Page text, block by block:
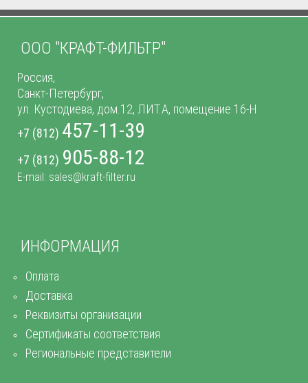
ИНФОРМАЦИЯ
Оплата
Доставка
Реквизиты организации
Сертификаты соответствия
Региональные представители
ООО "КРАФТ-ФИЛЬТР"
Россия,
Санкт-Петербург,
ул. Кустодиева, дом.12, ЛИТ.А, помещение 16-Н
+7 (812) 457-11-39
+7 (812) 905-88-12
E-mail: sales@kraft-filter.ru